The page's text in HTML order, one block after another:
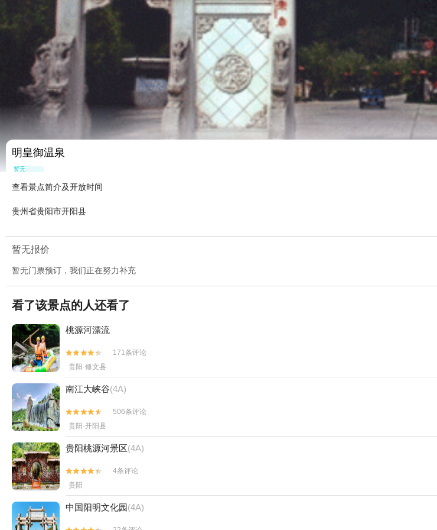
明皇御温泉
暂无点评
查看景点简介及开放时间
贵州省贵阳市开阳县
暂无报价
暂无门票预订，我们正在努力补充
看了该景点的人还看了
桃源河漂流


171条评论
贵阳·修文县
南江大峡谷(4A)


506条评论
贵阳·开阳县
贵阳桃源河景区(4A)


4条评论
贵阳
中国阳明文化园(4A)